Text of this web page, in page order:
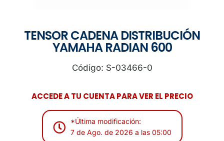
TENSOR CADENA DISTRIBUCIÓN
YAMAHA RADIAN 600
Código: S-03466-0
ACCEDE A TU CUENTA PARA VER EL PRECIO
*Última modificación:
7 de Ago. de 2026 a las 05:00